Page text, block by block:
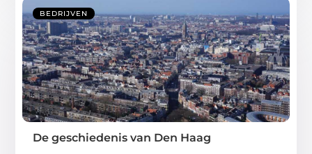
BEDRIJVEN
De geschiedenis van Den Haag